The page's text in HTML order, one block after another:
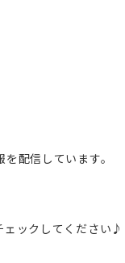
配信しています。
ェックしてください♪